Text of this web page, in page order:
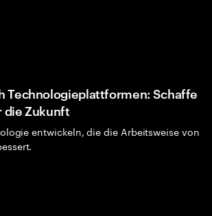
Technologieplattformen: Schaffe
die Zukunft
entwickeln, die die Arbeitsweise von